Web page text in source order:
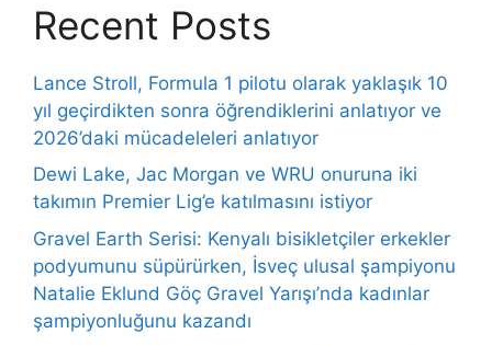
Recent Posts
Lance Stroll, Formula 1 pilotu olarak yaklaşık 10
yıl geçirdikten sonra öğrendiklerini anlatıyor ve
2026’daki mücadeleleri anlatıyor
Dewi Lake, Jac Morgan ve WRU onuruna iki
takımın Premier Lig’e katılmasını istiyor
Gravel Earth Serisi: Kenyalı bisikletçiler erkekler
podyumunu süpürürken, İsveç ulusal şampiyonu
Natalie Eklund Göç Gravel Yarışı’nda kadınlar
şampiyonluğunu kazandı